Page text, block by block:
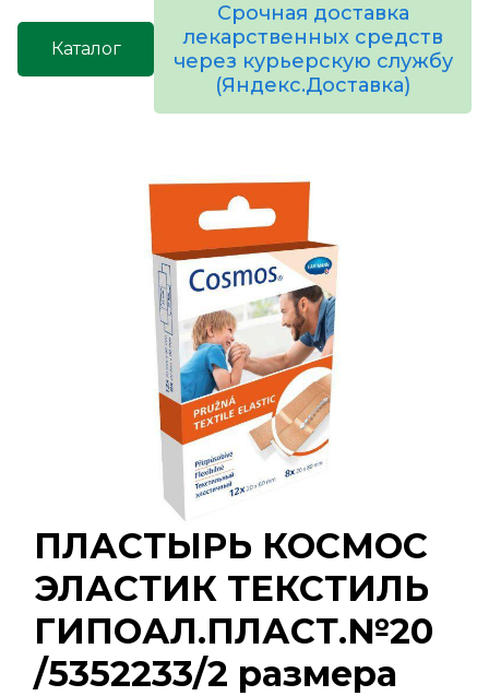
Каталог
Срочная доставка
лекарственных средств
через курьерскую службу
(Яндекс.Доставка)
ПЛАСТЫРЬ КОСМОС
ЭЛАСТИК ТЕКСТИЛЬ
ГИПОАЛ.ПЛАСТ.№20
/5352233/2 размера